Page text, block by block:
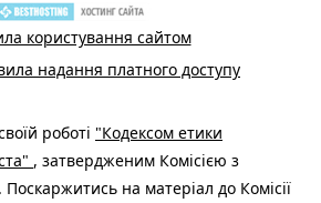
користування сайтом
надання платного доступу
роботі "Кодексом етики
, затвердженим Комісією з
Поскаржитись на матеріал до Комісії